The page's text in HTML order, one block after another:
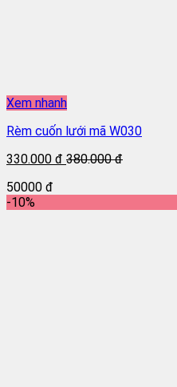
Xem nhanh
Rèm cuốn lưới mã W030
330.000 đ 380.000 đ
50000 đ
-10%